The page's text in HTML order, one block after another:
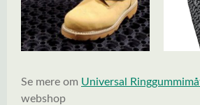
Se mere om Universal
webshop